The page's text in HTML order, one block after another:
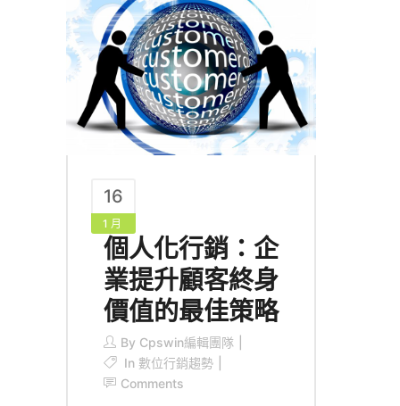
16
1 月
個人化行銷：企
業提升顧客終身
價值的最佳策略
By Cpswin編輯團隊
In 數位行銷趨勢
Comments